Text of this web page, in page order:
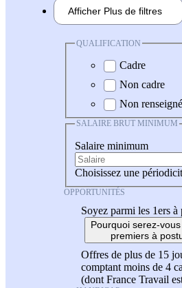
Afficher Plus de filtres
QUALIFICATION
Cadre
Non cadre
Non
SALAIRE BRUT MINIMUM
Salaire minimum
Choisissez une
OPPORTUNITÉS
Soyez parmi les 1ers à
Pourquoi serez-
premiers à
Offres de plus de 15
comptant moins de 4
(dont France Travail